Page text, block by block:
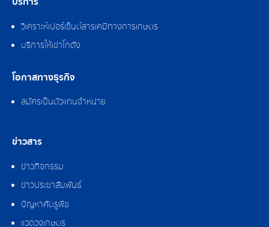
วิเคราะห์เปอร์เซ็นต์สารเคมีทางการเกษตร
บริการให้เช่าโกดัง
โอกาสทางธุรกิจ
สมัครเป็นตัวแทนจำหน่าย
ข่าวสาร
ข่าวกิจกรรม
ข่าวประชาสัมพันธ์
ปัญหาศัตรูพืช
แวดวงเกษตร